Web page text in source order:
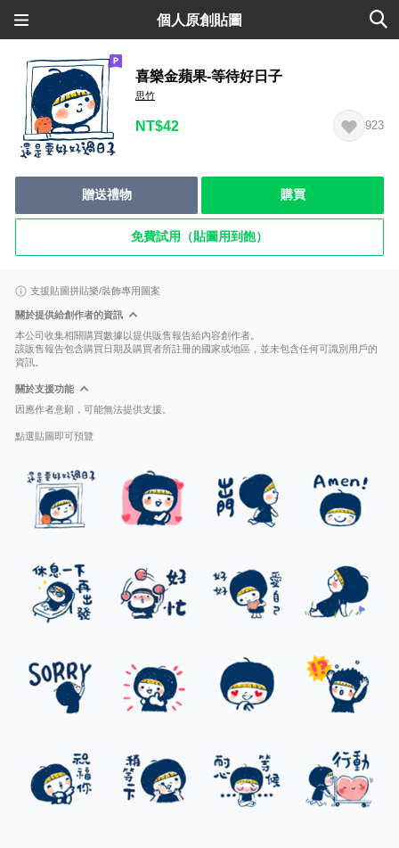
個人原創貼圖
喜樂金蘋果-等待好日子
思竹
NT$42 923
贈送禮物 購買
免費試用（貼圖用到飽）
支援貼圖拼貼樂/裝飾專用圖案
關於提供給創作者的資訊
本公司收集相關購買數據以提供販售報告給內容創作者。
該販售報告包含購買日期及購買者所註冊的國家或地區，並未包含任何可識別用戶的
資訊。
關於支援功能
因應作者意願，可能無法提供支援。
點選貼圖即可預覽